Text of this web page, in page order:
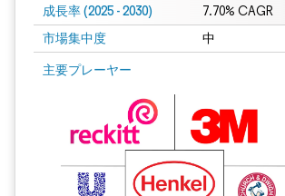
成長率 (2025 - 2030) 7.70% CAGR
市場集中度 中
主要プレーヤー
画像 © Mordor Intelligence。再利用にはCC BY 4.0